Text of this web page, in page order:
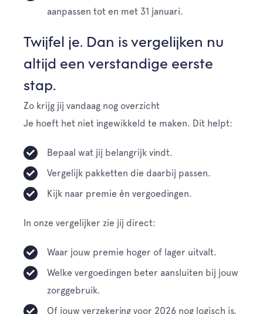
aanpassen tot en met 31 januari.
Twijfel je. Dan is vergelijken nu
altijd een verstandige eerste
stap.
Zo krijg jij vandaag nog overzicht
Je hoeft het niet ingewikkeld te maken. Dit helpt:
Bepaal wat jij belangrijk vindt.
Vergelijk pakketten die daarbij passen.
Kijk naar premie én vergoedingen.
In onze vergelijker zie jij direct:
Waar jouw premie hoger of lager uitvalt.
Welke vergoedingen beter aansluiten bij jouw
zorggebruik.
Of jouw verzekering voor 2026 nog logisch is.